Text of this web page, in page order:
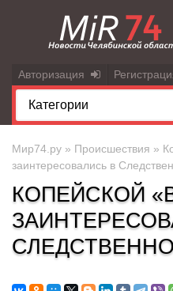
Авторизация
Мир74.ру » Происшествия »
заинтересовались в
КОПЕЙСКОЙ